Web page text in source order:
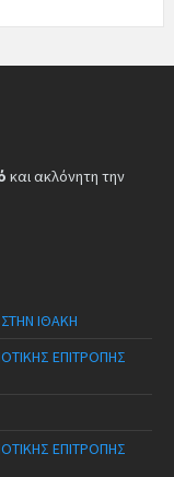
και ακλόνητη την
ΙΘΑΚΗ
ΕΠΙΤΡΟΠΗΣ
ΕΠΙΤΡΟΠΗΣ